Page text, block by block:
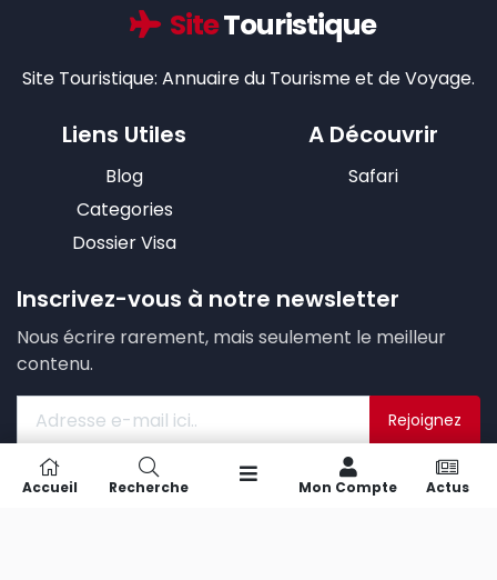
SiteTouristique
Site Touristique: Annuaire du Tourisme et de Voyage.
Liens Utiles
Blog
Categories
Dossier Visa
A Découvrir
Safari
Inscrivez-vous à notre newsletter
Nous écrire rarement, mais seulement le meilleur
contenu.
Rejoignez
Nous ne serons jamais partager vos informations. Voir notre
Politique de confidentialité
Accueil Recherche Mon Compte Actus